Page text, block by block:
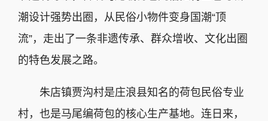
潮设计强势出圈，从民俗小物件变身国潮“顶
流”，走出了一条非遗传承、群众增收、文化出圈
的特色发展之路。
朱店镇贾沟村是庄浪县知名的荷包民俗专业
村，也是马尾编荷包的核心生产基地。连日来，